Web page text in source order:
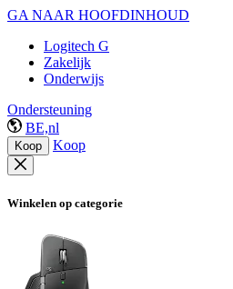
GA NAAR HOOFDINHOUD
Logitech G
Zakelijk
Onderwijs
Ondersteuning
BE,nl
Koop Koop
Winkelen op categorie